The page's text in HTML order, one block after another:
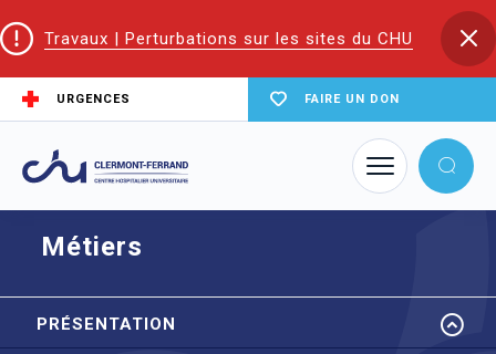
Travaux | Perturbations sur les sites du CHU
URGENCES FAIRE UN DON
Accueil
EIFS | Écoles et Instituts de Formation en Santé
IFAS
Métiers
Métiers
PRÉSENTATION